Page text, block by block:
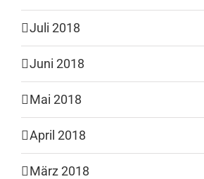
Juli 2018
Juni 2018
Mai 2018
April 2018
März 2018